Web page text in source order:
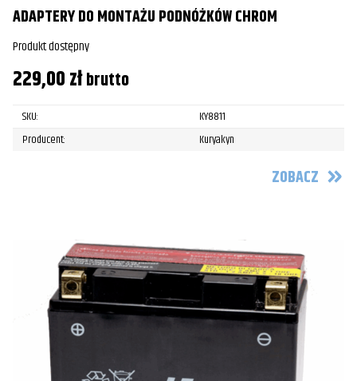
ADAPTERY DO MONTAŻU PODNÓŻKÓW CHROM
Produkt dostępny
229,00złbrutto
SKU:
KY8811
Producent:
Kuryakyn
ZOBACZ